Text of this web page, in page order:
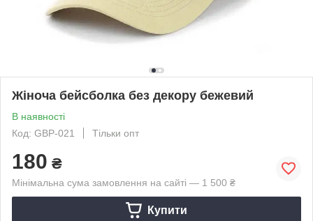
Жіноча бейсболка без декору бежевий
В наявності
Код: GBP-021
Тільки опт
180 ₴
Мінімальна сума замовлення на сайті — 1 500 ₴
Купити